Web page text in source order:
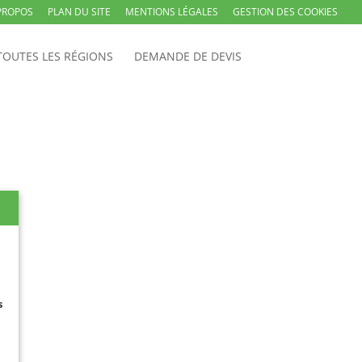
PLAN DU SITE MENTIONS LÉGALES GESTION DES COOKIES
LES RÉGIONS DEMANDE DE DEVIS